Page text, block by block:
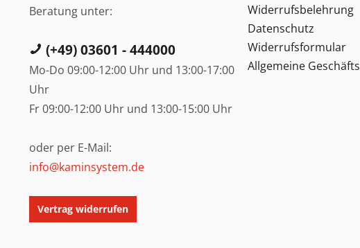
Beratung unter:
(+49) 03601 - 444000
Mo-Do 09:00-12:00 Uhr und 13:00-17:00
Uhr
Fr 09:00-12:00 Uhr und 13:00-15:00 Uhr
oder per E-Mail:
info@kaminsystem.de
Vertrag widerrufen
Widerrufsbelehrung
Datenschutz
Widerrufsformular
Allgemeine